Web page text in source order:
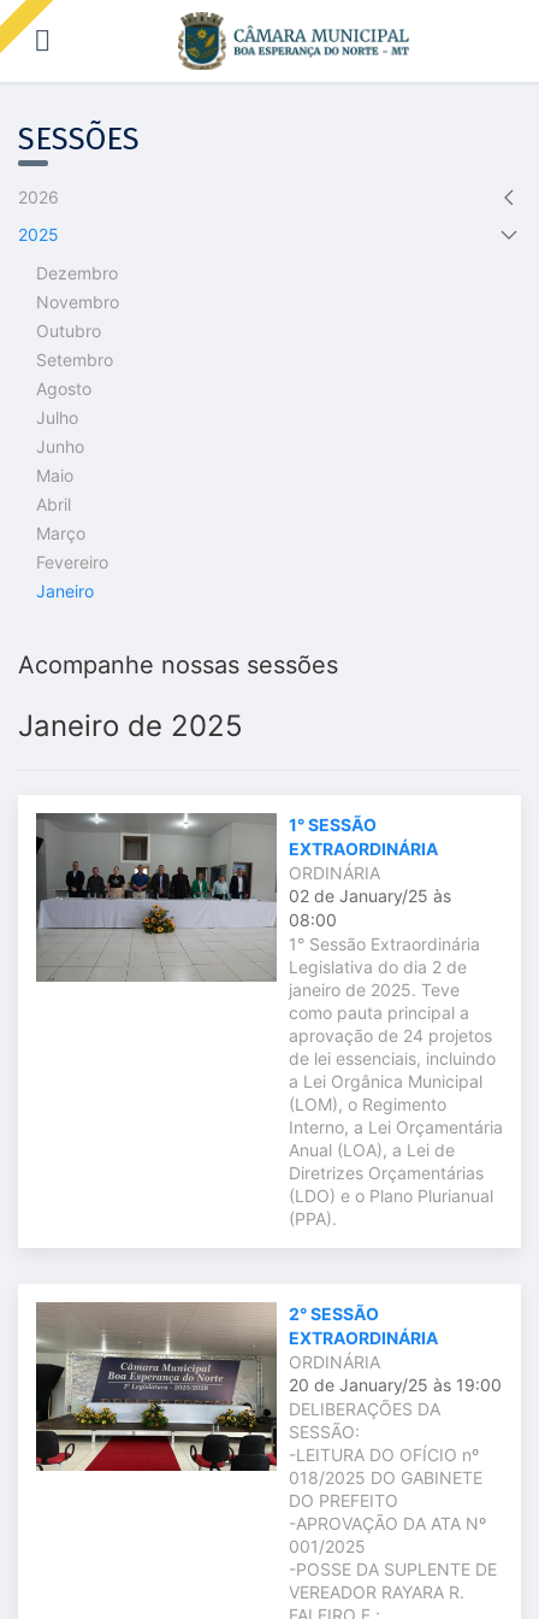
SESSÕES
2026
2025
Dezembro
Novembro
Outubro
Setembro
Agosto
Julho
Junho
Maio
Abril
Março
Fevereiro
Janeiro
Acompanhe nossas sessões
Janeiro de 2025
1° SESSÃO
EXTRAORDINÁRIA
ORDINÁRIA
02 de January/25 às
08:00
1° Sessão Extraordinária
Legislativa do dia 2 de
janeiro de 2025. Teve
como pauta principal a
aprovação de 24 projetos
de lei essenciais, incluindo
a Lei Orgânica Municipal
(LOM), o Regimento
Interno, a Lei Orçamentária
Anual (LOA), a Lei de
Diretrizes Orçamentárias
(LDO) e o Plano Plurianual
(PPA).
2° SESSÃO
EXTRAORDINÁRIA
ORDINÁRIA
20 de January/25 às 19:00
DELIBERAÇÕES DA
SESSÃO:
-LEITURA DO OFÍCIO nº
018/2025 DO GABINETE
DO PREFEITO
-APROVAÇÃO DA ATA Nº
001/2025
-POSSE DA SUPLENTE DE
VEREADOR RAYARA R.
FALEIRO F.;